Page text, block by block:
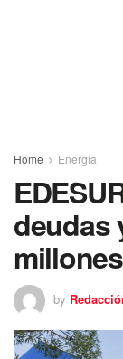
Home Energía
deudas
by